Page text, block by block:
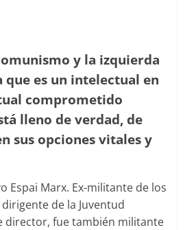
y la izquierda
que es un intelectual en
comprometido
lleno de verdad, de
sus opciones vitales y
Espai Marx. Ex-militante de los
dirigente de la Juventud
director, fue también militante